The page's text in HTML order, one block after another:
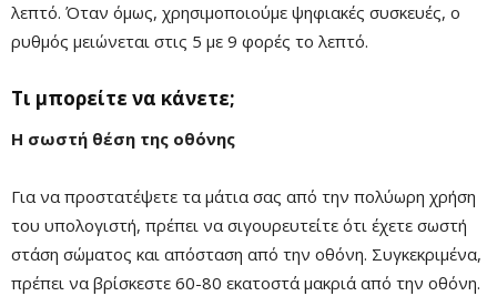
Remaining
-0:00
λεπτό. Όταν όμως, χρησιμοποιούμε ψηφιακές συσκευές, ο
ρυθμός μειώνεται στις 5 με 9 φορές το λεπτό.
Τι μπορείτε να κάνετε;
Η σωστή θέση της οθόνης
Για να προστατέψετε τα μάτια σας από την πολύωρη χρήση
του υπολογιστή, πρέπει να σιγουρευτείτε ότι έχετε σωστή
στάση σώματος και απόσταση από την οθόνη. Συγκεκριμένα,
πρέπει να βρίσκεστε 60-80 εκατοστά μακριά από την οθόνη.